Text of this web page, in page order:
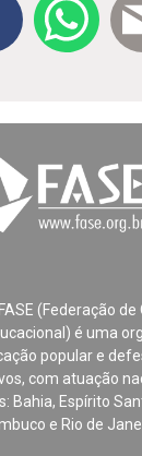
(Federação de
é uma
popular e
com atuação
Bahia, Espírito
e Rio de